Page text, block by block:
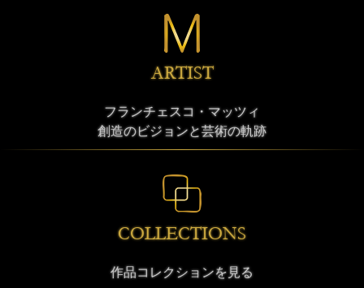
ARTIST
フランチェスコ・マッツィ
創造のビジョンと芸術の軌跡
COLLECTIONS
作品コレクションを見る